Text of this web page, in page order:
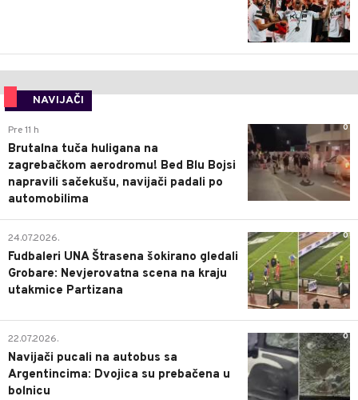
NAVIJAČI
0
Pre 11 h
Brutalna tuča huligana na
zagrebačkom aerodromu! Bed Blu Bojsi
napravili sačekušu, navijači padali po
automobilima
0
24.07.2026.
Fudbaleri UNA Štrasena šokirano gledali
Grobare: Nevjerovatna scena na kraju
utakmice Partizana
0
22.07.2026.
Navijači pucali na autobus sa
Argentincima: Dvojica su prebačena u
bolnicu